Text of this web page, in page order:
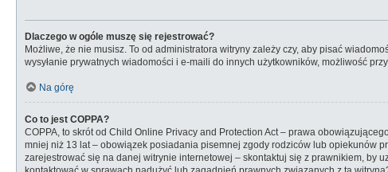
Dlaczego w ogóle muszę się rejestrować?
Możliwe, że nie musisz. To od administratora witryny zależy czy, aby pisać
wysyłanie prywatnych wiadomości i e-maili do innych użytkowników, możliwość
Na górę
Co to jest COPPA?
COPPA, to skrót od Child Online Privacy and Protection Act – prawa
mniej niż 13 lat – obowiązek posiadania pisemnej zgody rodziców lub opiekunów
zarejestrować się na danej witrynie internetowej – skontaktuj się z prawnikiem, by